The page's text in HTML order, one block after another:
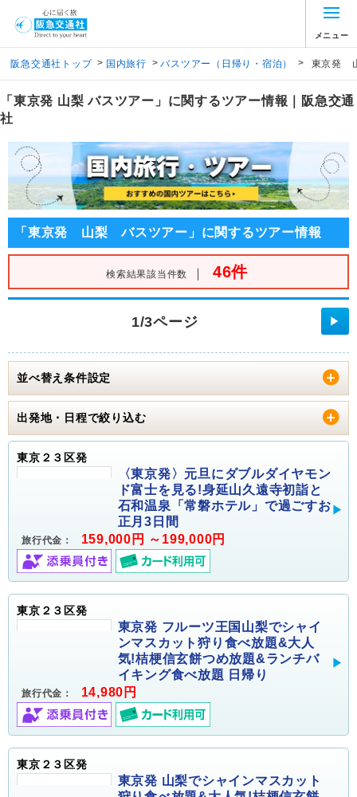
メニュー
阪急交通社トップ > 国内旅行 > バスツアー（日帰り・宿泊） > 東京発
「東京発 山梨 バスツアー」に関するツアー情報｜阪急交通
社
「東京発 山梨 バスツアー」に関するツアー情報
検索結果該当件数 ｜ 46件
1/3ページ ▶
並べ替え条件設定
出発地・日程で絞り込む
東京２３区発
〈東京発〉元旦にダブルダイヤモン
ド富士を見る!身延山久遠寺初詣と
石和温泉「常磐ホテル」で過ごすお
正月3日間
旅行代金： 159,000円 ～199,000円
東京２３区発
東京発 フルーツ王国山梨でシャイ
ンマスカット狩り食べ放題&大人
気!桔梗信玄餅つめ放題&ランチバ
イキング食べ放題 日帰り
旅行代金： 14,980円
東京２３区発
東京発 山梨でシャインマスカット